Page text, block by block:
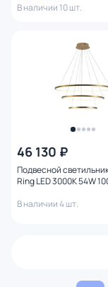
В наличии 10 шт.
46 130 ₽
Подвесной
Ring LED 3000K 54W
В наличии 4 шт.